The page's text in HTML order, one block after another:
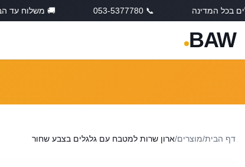
🚚 משלוח עד הבית
BAW
דף הבית/מוצרים/ארון שרות למטבח עם גלגלים בצבע שחור